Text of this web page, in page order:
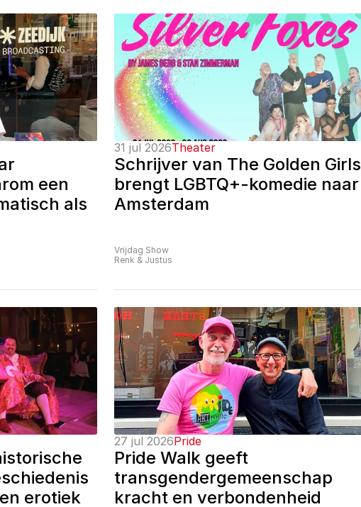
een
als
31 jul 2026Theater
Schrijver van The Golden Girls
brengt LGBTQ+-komedie naar
Amsterdam
Vrijdag Show
Renk & Justus
erotiek
27 jul 2026Pride
Pride Walk geeft
transgendergemeenschap
kracht en verbondenheid